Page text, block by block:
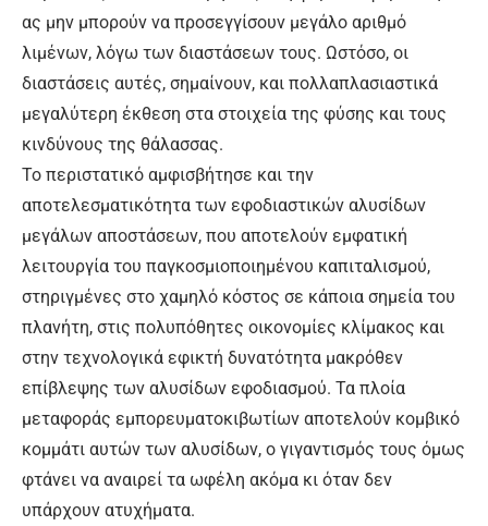
ας μην μπορούν να προσεγγίσουν μεγάλο αριθμό
λιμένων, λόγω των διαστάσεων τους. Ωστόσο, οι
διαστάσεις αυτές, σημαίνουν, και πολλαπλασιαστικά
μεγαλύτερη έκθεση στα στοιχεία της φύσης και τους
κινδύνους της θάλασσας.
Το περιστατικό αμφισβήτησε και την
αποτελεσματικότητα των εφοδιαστικών αλυσίδων
μεγάλων αποστάσεων, που αποτελούν εμφατική
λειτουργία του παγκοσμιοποιημένου καπιταλισμού,
στηριγμένες στο χαμηλό κόστος σε κάποια σημεία του
πλανήτη, στις πολυπόθητες οικονομίες κλίμακος και
στην τεχνολογικά εφικτή δυνατότητα μακρόθεν
επίβλεψης των αλυσίδων εφοδιασμού. Τα πλοία
μεταφοράς εμπορευματοκιβωτίων αποτελούν κομβικό
κομμάτι αυτών των αλυσίδων, ο γιγαντισμός τους όμως
φτάνει να αναιρεί τα ωφέλη ακόμα κι όταν δεν
υπάρχουν ατυχήματα.